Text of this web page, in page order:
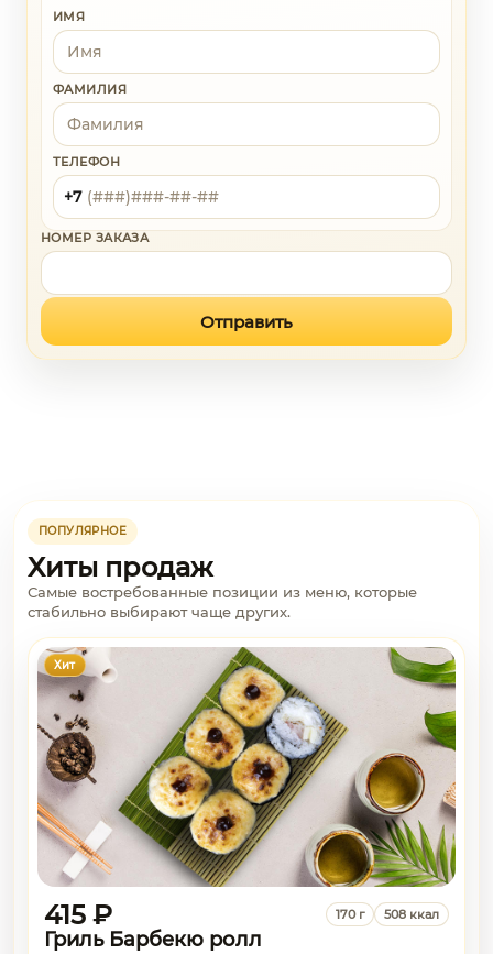
ИМЯ
ФАМИЛИЯ
ТЕЛЕФОН
НОМЕР ЗАКАЗА
Отправить
ПОПУЛЯРНОЕ
Хиты продаж
Самые востребованные позиции из меню, которые
стабильно выбирают чаще других.
Хит
415 ₽ 170 г 508 ккал
Гриль Барбекю ролл